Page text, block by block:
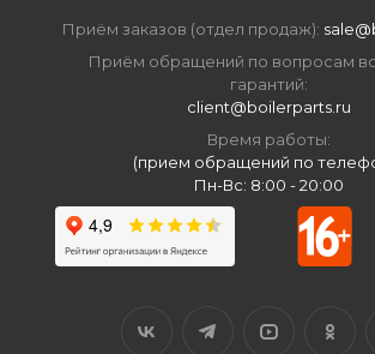
Приём заказов (отдел продаж):
Приём обращений по вопросам
гарантий:
client@boilerparts.ru
Время работы:
(прием обращений по
Пн-Вс: 8:00 - 20:00